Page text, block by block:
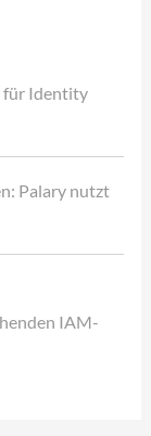
für Identity
Palary nutzt
IAM-